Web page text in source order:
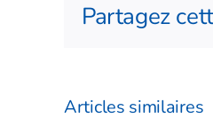
Partagez
Articles similaires